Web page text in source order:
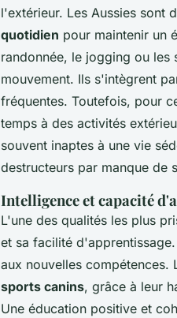
l'extérieur. Les Aussies sont
quotidien pour maintenir un
randonnée, le jogging ou les
mouvement. Ils s'intègrent
fréquentes. Toutefois, pour
temps à des activités
souvent inaptes à une vie
destructeurs par manque de
Intelligence et capacité
L'une des qualités les plus
et sa facilité
aux nouvelles compétences.
sports canins, grâce à leur
Une éducation positive et